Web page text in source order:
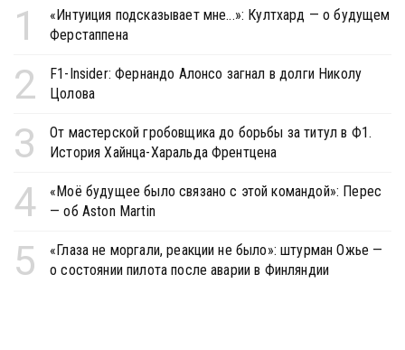
1
«Интуиция подсказывает мне...»: Култхард — о будущем
Ферстаппена
2
F1-Insider: Фернандо Алонсо загнал в долги Николу
Цолова
3
От мастерской гробовщика до борьбы за титул в Ф1.
История Хайнца-Харальда Френтцена
4
«Моё будущее было связано с этой командой»: Перес
— об Aston Martin
5
«Глаза не моргали, реакции не было»: штурман Ожье —
о состоянии пилота после аварии в Финляндии